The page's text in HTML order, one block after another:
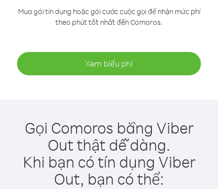
Mua gói tín dụng hoặc gói cước cuộc gọi để nhận mức phí
theo phút tốt nhất đến Comoros.
Xem biểu phí
Gọi Comoros bằng Viber
Out thật dễ dàng.
Khi bạn có tín dụng Viber
Out, bạn có thể: